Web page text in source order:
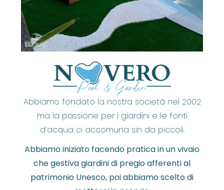
Abbiamo fondato la nostra società nel 2002
ma la passione per i giardini e le fonti
d’acqua ci accomuna sin da piccoli.
Abbiamo iniziato facendo pratica in un vivaio
che gestiva giardini di pregio afferenti al
patrimonio Unesco, poi abbiamo scelto di